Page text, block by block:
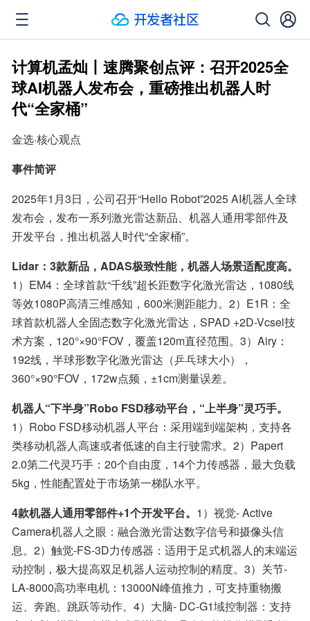
计算机孟灿丨速腾聚创点评：召开2025全
球AI机器人发布会，重磅推出机器人时
代“全家桶”
金选·核心观点
事件简评
2025年1月3日，公司召开“Hello Robot”2025 AI机器人全球
发布会，发布一系列激光雷达新品、机器人通用零部件及
开发平台，推出机器人时代“全家桶”。
Lidar：3款新品，ADAS极致性能，机器人场景适配度高。
1）EM4：全球首款“千线”超长距数字化激光雷达，1080线
等效1080P高清三维感知，600米测距能力。2）E1R：全
球首款机器人全固态数字化激光雷达，SPAD +2D-Vcsel技
术方案，120°×90°FOV，覆盖120m直径范围。3）Airy：
192线，半球形数字化激光雷达（乒乓球大小），
360°×90°FOV，172w点频，±1cm测量误差。
机器人“下半身”Robo FSD移动平台，“上半身”灵巧手。
1）Robo FSD移动机器人平台：采用端到端架构，支持各
类移动机器人高速或者低速的自主行驶需求。2）Papert
2.0第二代灵巧手：20个自由度，14个力传感器，最大负载
5kg，性能配置处于市场第一梯队水平。
4款机器人通用零部件+1个开发平台。 1）视觉- Active
Camera机器人之眼：融合激光雷达数字信号和摄像头信
息。2）触觉-FS-3D力传感器：适用于足式机器人的末端运
动控制，极大提高双足机器人运动控制的精度。3）关节-
LA-8000高功率电机：13000N峰值推力，可支持重物搬
运、奔跑、跳跃等动作。4）大脑- DC-G1域控制器：支持